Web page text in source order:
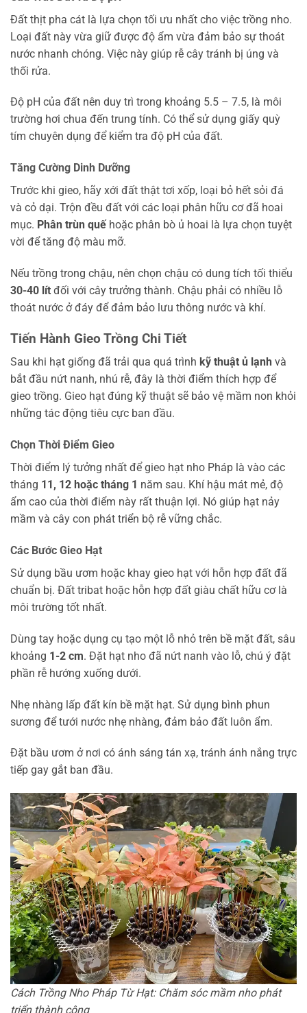
Đất thịt pha cát là lựa chọn tối ưu nhất cho việc trồng nho.
Loại đất này vừa giữ được độ ẩm vừa đảm bảo sự thoát
nước nhanh chóng. Việc này giúp rễ cây tránh bị úng và
thối rửa.
Độ pH của đất nên duy trì trong khoảng 5.5 – 7.5, là môi
trường hơi chua đến trung tính. Có thể sử dụng giấy quỳ
tím chuyên dụng để kiểm tra độ pH của đất.
Tăng Cường Dinh Dưỡng
Trước khi gieo, hãy xới đất thật tơi xốp, loại bỏ hết sỏi đá
và cỏ dại. Trộn đều đất với các loại phân hữu cơ đã hoai
mục. Phân trùn quế hoặc phân bò ủ hoai là lựa chọn tuyệt
vời để tăng độ màu mỡ.
Nếu trồng trong chậu, nên chọn chậu có dung tích tối thiểu
30-40 lít đối với cây trưởng thành. Chậu phải có nhiều lỗ
thoát nước ở đáy để đảm bảo lưu thông nước và khí.
Tiến Hành Gieo Trồng Chi Tiết
Sau khi hạt giống đã trải qua quá trình kỹ thuật ủ lạnh và
bắt đầu nứt nanh, nhú rễ, đây là thời điểm thích hợp để
gieo trồng. Gieo hạt đúng kỹ thuật sẽ bảo vệ mầm non khỏi
những tác động tiêu cực ban đầu.
Chọn Thời Điểm Gieo
Thời điểm lý tưởng nhất để gieo hạt nho Pháp là vào các
tháng 11, 12 hoặc tháng 1 năm sau. Khí hậu mát mẻ, độ
ẩm cao của thời điểm này rất thuận lợi. Nó giúp hạt nảy
mầm và cây con phát triển bộ rễ vững chắc.
Các Bước Gieo Hạt
Sử dụng bầu ươm hoặc khay gieo hạt với hỗn hợp đất đã
chuẩn bị. Đất tribat hoặc hỗn hợp đất giàu chất hữu cơ là
môi trường tốt nhất.
Dùng tay hoặc dụng cụ tạo một lỗ nhỏ trên bề mặt đất, sâu
khoảng 1-2 cm. Đặt hạt nho đã nứt nanh vào lỗ, chú ý đặt
phần rễ hướng xuống dưới.
Nhẹ nhàng lấp đất kín bề mặt hạt. Sử dụng bình phun
sương để tưới nước nhẹ nhàng, đảm bảo đất luôn ẩm.
Đặt bầu ươm ở nơi có ánh sáng tán xạ, tránh ánh nắng trực
tiếp gay gắt ban đầu.
Cách Trồng Nho Pháp Từ Hạt: Chăm sóc mầm nho phát
triển thành công